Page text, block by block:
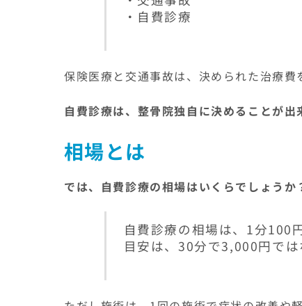
・自費診療
保険医療と交通事故は、決められた治療費
自費診療は、整骨院独自に決めることが出
相場とは
では、自費診療の相場はいくらでしょうか
自費診療の相場は、1分100円
目安は、30分で3,000円では